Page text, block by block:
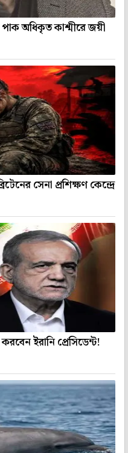
অধিকৃত কাশ্মীরে জয়ী
সেনা প্রশিক্ষণ কেন্দ্রে
ইরানি প্রেসিডেন্ট!